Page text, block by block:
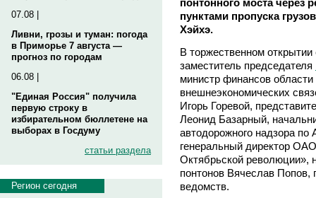
07.08 |
Ливни, грозы и туман: погода
в Приморье 7 августа —
прогноз по городам
06.08 |
"Единая Россия" получила
первую строку в
избирательном бюллетене на
выборах в Госдуму
статьи раздела
Регион сегодня
пунктами пропуска
Хэйхэ.
В торжественном
заместитель председателя
министр финансов
внешнеэкономических
Игорь Горевой,
Леонид Базарный,
автодорожного надзора
генеральный директор
Октябрьской революции»,
понтонов Вячеслав Попов,
ведомств.